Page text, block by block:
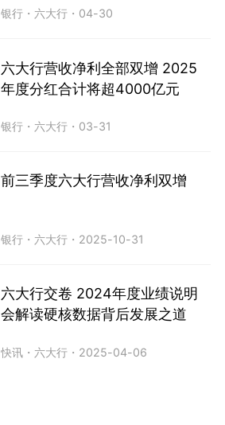
银行 ・ 六大行 ・ 04-30
六大行营收净利全部双增 2025
年度分红合计将超4000亿元
银行 ・ 六大行 ・ 03-31
前三季度六大行营收净利双增
银行 ・ 六大行 ・ 2025-10-31
六大行交卷 2024年度业绩说明
会解读硬核数据背后发展之道
快讯 ・ 六大行 ・ 2025-04-06